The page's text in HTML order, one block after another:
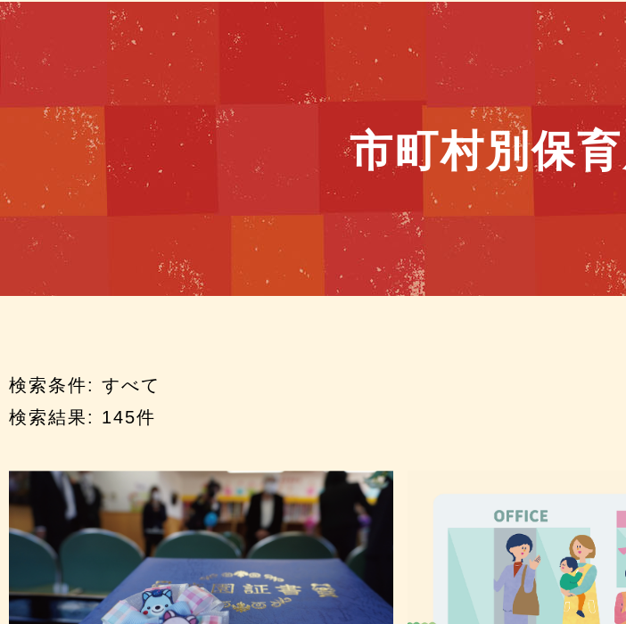
市町村別保
検索条件: すべて
検索結果: 145件